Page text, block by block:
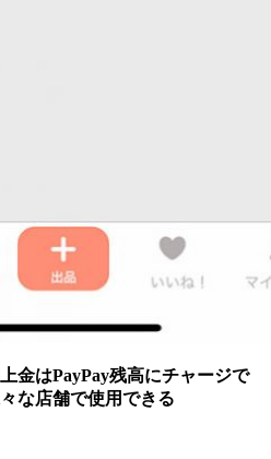
金はPayPay残高にチャージで
な店舗で使用できる